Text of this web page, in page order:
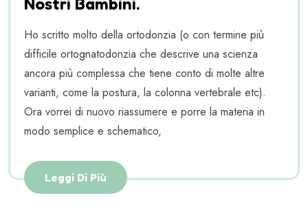
Nostri Bambini.
Ho scritto molto della ortodonzia (o con termine più
difficile ortognatodonzia che descrive una scienza
ancora più complessa che tiene conto di molte altre
varianti, come la postura, la colonna vertebrale etc).
Ora vorrei di nuovo riassumere e porre la materia in
modo semplice e schematico,
Leggi Di Più